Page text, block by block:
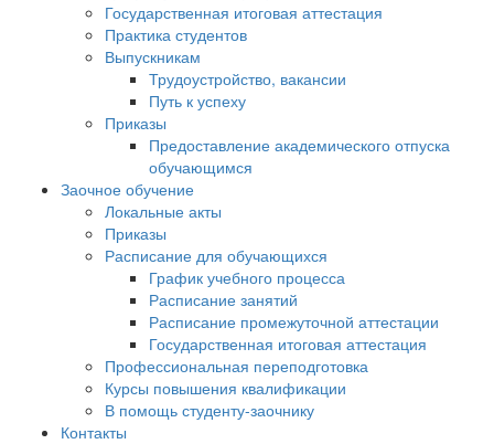
Государственная итоговая аттестация
Практика студентов
Выпускникам
Трудоустройство, вакансии
Путь к успеху
Приказы
Предоставление академического отпуска
обучающимся
Заочное обучение
Локальные акты
Приказы
Расписание для обучающихся
График учебного процесса
Расписание занятий
Расписание промежуточной аттестации
Государственная итоговая аттестация
Профессиональная переподготовка
Курсы повышения квалификации
В помощь студенту-заочнику
Контакты